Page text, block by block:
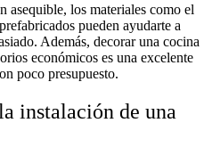
asequible, los materiales como el
pueden ayudarte a
Además, decorar una cocina
económicos es una excelente
poco presupuesto.
instalación de una